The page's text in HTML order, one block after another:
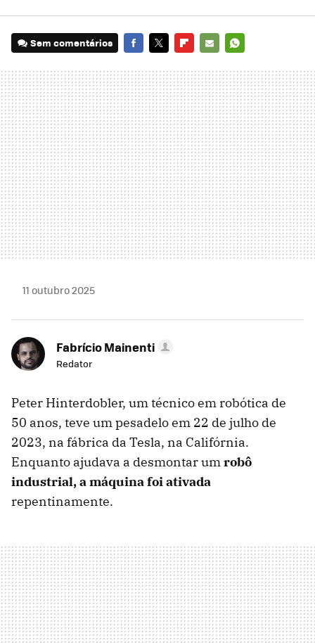
Sem comentários
MAIL
11 outubro 2025
Fabrício Mainenti
Redator
Peter Hinterdobler, um técnico em robótica de
50 anos, teve um pesadelo em 22 de julho de
2023, na fábrica da Tesla, na Califórnia.
Enquanto ajudava a desmontar umrobô
industrial, a máquina foi ativada
repentinamente.